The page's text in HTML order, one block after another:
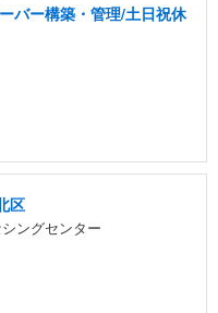
バー構築・管理/土日祝休
区
ングセンター